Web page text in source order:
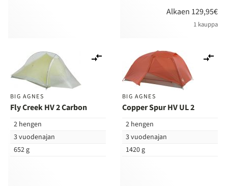
Alkaen 129,95€
1 kauppa
BIG AGNES
Fly Creek HV 2 Carbon
2 hengen
3 vuodenajan
652 g
vertailuun
BIG AGNES
Copper Spur HV UL 2
2 hengen
3 vuodenajan
1420 g